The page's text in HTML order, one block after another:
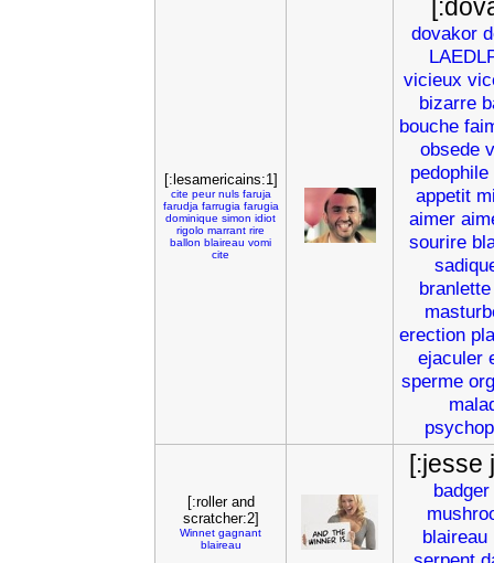
[:lesamericains:1]
cite peur nuls faruja
farudja farrugia farugia
dominique simon idiot
rigolo marrant rire
ballon blaireau vomi
cite
dovakor
vicieux
bizarre
bouche
obsede
pedophile
appetit
aimer
sourire
branlette
erection
ejaculer
sperme
[:roller and
scratcher:2]
Winnet gagnant
blaireau
[:jesse
badger
blaireau